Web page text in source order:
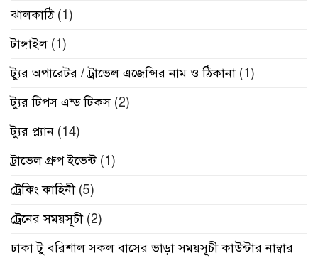
ঝালকাঠি(1)
টাঙ্গাইল(1)
ট্যুর অপারেটর / ট্রাভেল এজেন্সির নাম ও ঠিকানা (1)
ট্যুর টিপস এন্ড টিকস (2)
ট্যুর প্ল্যান (14)
ট্রাভেল গ্রুপ ইভেন্ট(1)
ট্রেকিং কাহিনী(5)
ট্রেনের সময়সূচী(2)
ঢাকা টু বরিশাল সকল বাসের ভাড়া সময়সূচী কাউন্টার নাম্বার